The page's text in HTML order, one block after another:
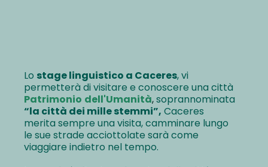
Lo stage linguistico a Caceres, vi
permetterà di visitare e conoscere una città
Patrimonio dell'Umanità,soprannominata
“la città dei mille stemmi”, Caceres
merita sempre una visita, camminare lungo
le sue strade acciottolate sarà come
viaggiare indietro nel tempo.